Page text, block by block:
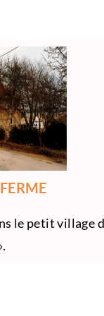
le petit village